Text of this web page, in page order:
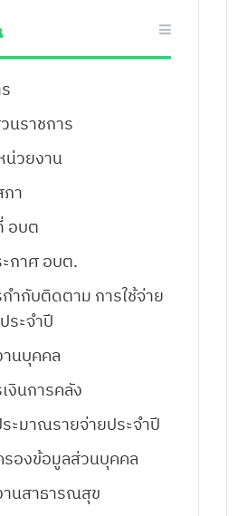
นราชการ
วยงาน
า
อบต
กาศ อบต.
ำกับติดตาม การใช้จ่าย
ระจำปี
านบุคคล
งินการคลัง
ะมาณรายจ่ายประจำปี
รองข้อมูลส่วนบุคคล
านสาธารณสุข